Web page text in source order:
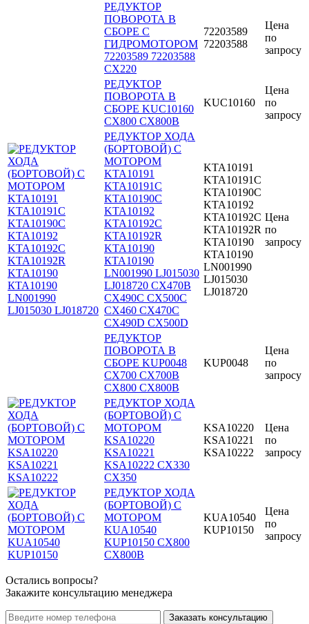
РЕДУКТОР
ПОВОРОТА В
СБОРЕ С
ГИДРОМОТОРОМ
72203589 72203588
CX220
72203589
72203588
Цена
по
запросу
РЕДУКТОР
ПОВОРОТА В
СБОРЕ KUC10160
CX800 CX800B
KUC10160
Цена
по
запросу
РЕДУКТОР ХОДА
(БОРТОВОЙ) С
МОТОРОМ
KTA10191
KTA10191C
KTA10190C
KTA10192
KTA10192C
KTA10192R
KTA10190
КТА10190
LN001990 LJ015030
LJ018720 CX470B
CX490C CX500C
CX460 CX470C
CX490D CX500D
KTA10191
KTA10191C
KTA10190C
KTA10192
KTA10192C
KTA10192R
KTA10190
КТА10190
LN001990
LJ015030
LJ018720
Цена
по
запросу
РЕДУКТОР
ПОВОРОТА В
СБОРЕ KUP0048
CX700 CX700B
CX800 CX800B
KUP0048
Цена
по
запросу
РЕДУКТОР ХОДА
(БОРТОВОЙ) С
МОТОРОМ
KSA10220
KSA10221
KSA10222 CX330
CX350
KSA10220
KSA10221
KSA10222
Цена
по
запросу
РЕДУКТОР ХОДА
(БОРТОВОЙ) С
МОТОРОМ
KUA10540
KUP10150 CX800
CX800B
KUA10540
KUP10150
Цена
по
запросу
Остались вопросы?
Закажите консультацию менеджера
Заказать консультацию